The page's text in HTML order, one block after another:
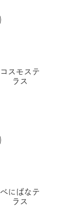
コスモステ
ラス
べにばなテ
ラス